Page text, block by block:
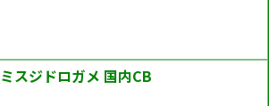
ミスジドロガメ 国内CB